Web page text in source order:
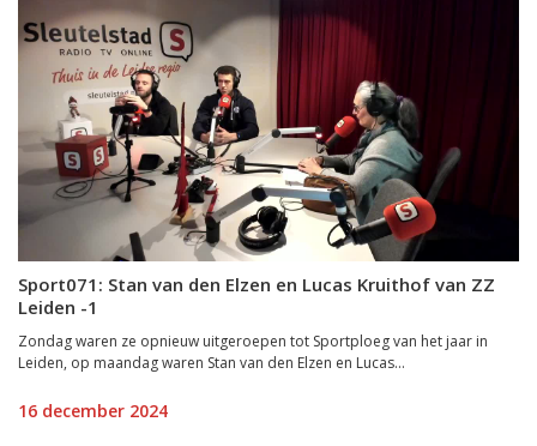
Sport071: Stan van den Elzen en Lucas Kruithof van ZZ
Leiden -1
Zondag waren ze opnieuw uitgeroepen tot Sportploeg van het jaar in
Leiden, op maandag waren Stan van den Elzen en Lucas...
16 december 2024